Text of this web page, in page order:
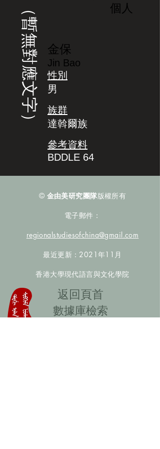
（暫無對應文字） 個人
金保
Jin Bao
性別
男
族群
達斡爾族
參考資料
BDDLE 64
© 金由美研究團隊版權所有
電子郵件：
regionalstudiesofchina@gmail.com
最近更新：2021年11月
香港大學現代語言與文化學院
​返回頁首
數據庫檢索